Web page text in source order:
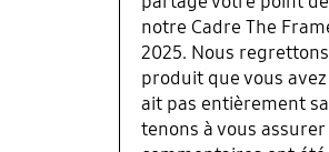
notre Cadre The
2025. Nous
produit que vous
ait pas entièrement
tenons à vous assurer